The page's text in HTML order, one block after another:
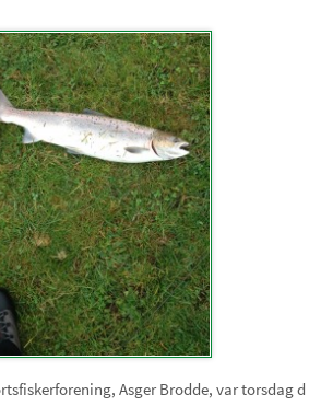
Asger Brodde, var torsdag d